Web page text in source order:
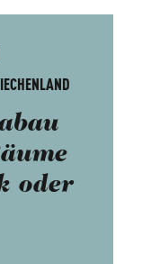
oder